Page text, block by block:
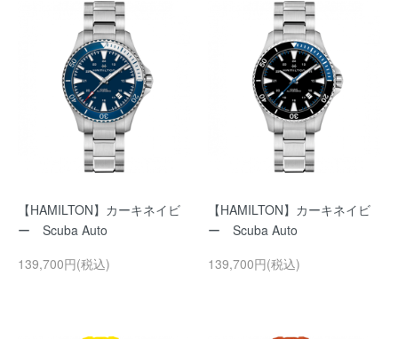
【HAMILTON】カーキネイビ
ー Scuba Auto
139,700円(税込)
【HAMILTON】カーキネイビ
ー Scuba Auto
139,700円(税込)